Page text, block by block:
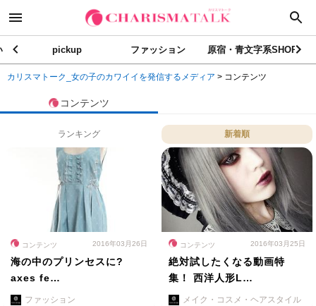
pickup ファッション 原宿・青文字系SHOP
カリスマトーク_女の子のカワイイを発信するメディア > コンテンツ
コンテンツ
ランキング 新着順
コンテンツ 2016年03月26日
海の中のプリンセスに?
axes fe…
ファッション
コンテンツ 2016年03月25日
絶対試したくなる動画特
集！ 西洋人形L…
メイク・コスメ・ヘアスタイル